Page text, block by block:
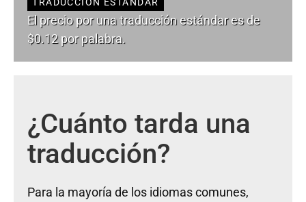
El precio por una traducción estándar es de
$0.12 por palabra.
¿Cuánto tarda una
traducción?
Para la mayoría de los idiomas comunes,